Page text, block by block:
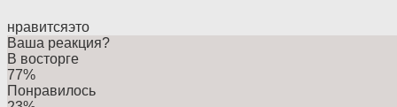
нравитсяэто
Ваша реакция?
В восторге
77%
Понравилось